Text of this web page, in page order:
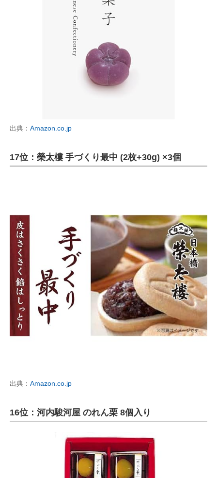
出典： Amazon.co.jp
17位：榮太樓 手づくり最中 (2枚+30g) ×3個
出典： Amazon.co.jp
16位：河内駿河屋 のれん栗 8個入り